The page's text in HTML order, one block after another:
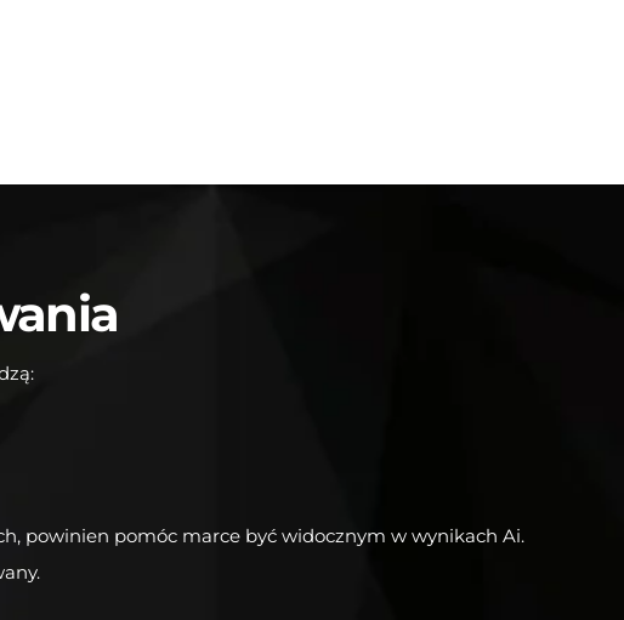
powinien pomóc marce być widocznym w wynikach Ai.